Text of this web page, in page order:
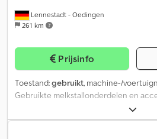
Lennestadt - Oedingen
261 km
Prijsinfo
Toestand:gebruikt, machine-/
Gebruikte melkstallonderdelen en
Gerd Vogt Telefoon: Crsdpfxeqkhbao